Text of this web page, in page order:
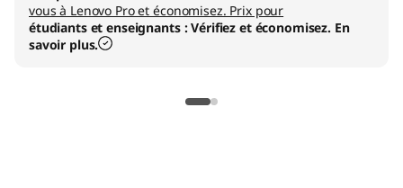
vous à Lenovo Pro et économisez. Prix pour
étudiants et enseignants : Vérifiez et économisez. En
savoir plus.